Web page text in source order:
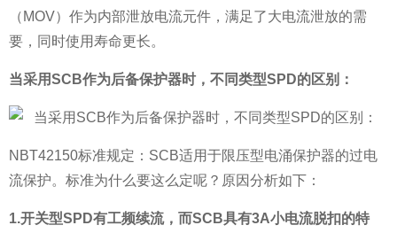
（MOV）作为内部泄放电流元件，满足了大电流泄放的需
要，同时使用寿命更长。
当采用SCB作为后备保护器时，不同类型SPD的区别：
NBT42150标准规定：SCB适用于限压型电涌保护器的过电
流保护。标准为什么要这么定呢？原因分析如下：
1.开关型SPD有工频续流，而SCB具有3A小电流脱扣的特